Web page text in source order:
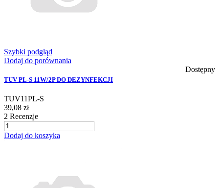
Szybki podgląd
Dodaj do porównania
Dostępny
TUV PL-S 11W/2P DO DEZYNFEKCJI
TUV11PL-S
39,08 zł
2 Recenzje
Dodaj do koszyka